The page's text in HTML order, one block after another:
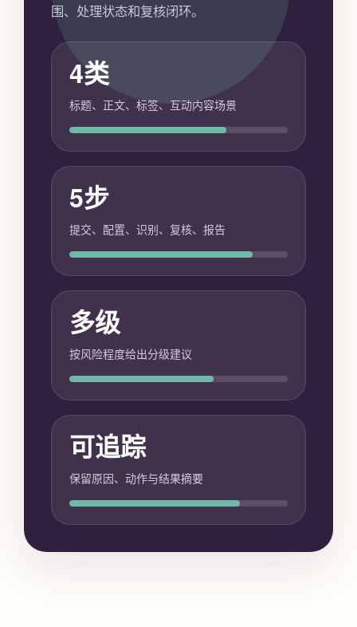
围、处理状态和复核闭环。
4类
标题、正文、标签、互动内容场景
5步
提交、配置、识别、复核、报告
多级
按风险程度给出分级建议
可追踪
保留原因、动作与结果摘要